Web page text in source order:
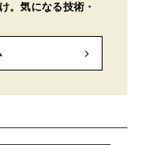
。気になる技術・